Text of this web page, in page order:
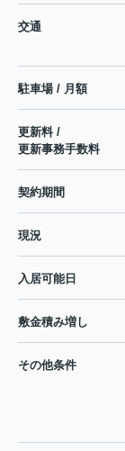
交通
駐車場 / 月額
更新料 /
更新事務手数料
契約期間
現況
入居可能日
敷金積み増し
その他条件